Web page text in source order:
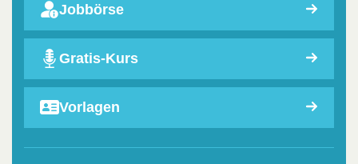
Jobbörse
Gratis-Kurs
Vorlagen